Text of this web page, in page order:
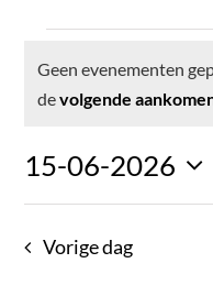
in
15
Bericht
Geen evenementen
devolgende
15-06-2026
Selecteer
datum.
Vorige dag